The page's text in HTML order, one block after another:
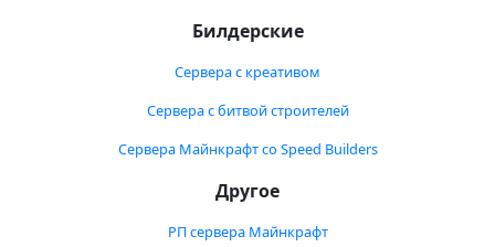
Билдерские
Сервера с креативом
Сервера с битвой строителей
Сервера Майнкрафт со Speed Builders
Другое
РП сервера Майнкрафт